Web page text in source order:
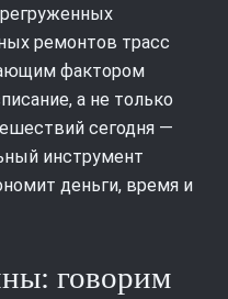
ремонтов трасс
фактором
а не только
сегодня —
инструмент
деньги, время и
говорим